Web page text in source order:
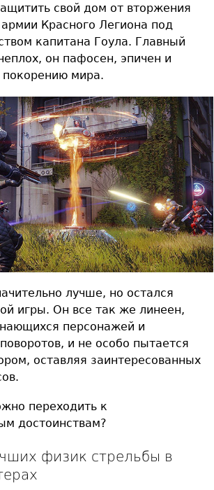
свой дом от вторжения
Красного Легиона под
капитана Гоула. Главный
он пафосен, эпичен и
мира.
лучше, но остался
игры. Он все так же линеен,
персонажей и
и не особо пытается
оставляя заинтересованных
переходить к
достоинствам?
физик стрельбы в